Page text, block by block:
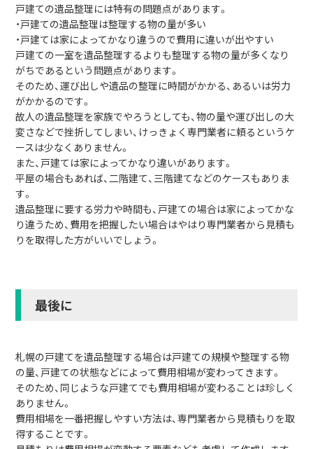
戸建ての遺品整理には特有の問題点があります。
・戸建ての遺品整理は整理する物の量が多い
・戸建ては家によってかなり違うので費用に違いが出やすい
戸建ての一室を遺品整理するよりも整理する物の量が多くなり
がちであるという問題点があります。
そのため、運び出しや遺品の整理に時間がかかる、あるいは労力
がかかるのです。
故人の遺品整理を家族でやろうとしても、物の量や運び出しの大
変さなどで挫折してしまい、けっきょく専門業者に頼るというケ
ースは少なくありません。
また、戸建ては家によってかなり違いがあります。
平屋の場合もあれば、二階建て、三階建てなどのケースもありま
す。
遺品整理に要する労力や時間も、戸建ての場合は家によってかな
り違うため、費用を把握したい場合はやはり専門業者から見積も
りを取得した方がいいでしょう。
最後に
札幌の戸建てを遺品整理する場合は戸建ての規模や整理する物
の量、戸建ての状態などによって費用相場が変わってきます。
そのため、同じような戸建てでも費用相場が変わることは珍しく
ありません。
費用相場を一番把握しやすい方法は、専門業者から見積もりを取
得することです。